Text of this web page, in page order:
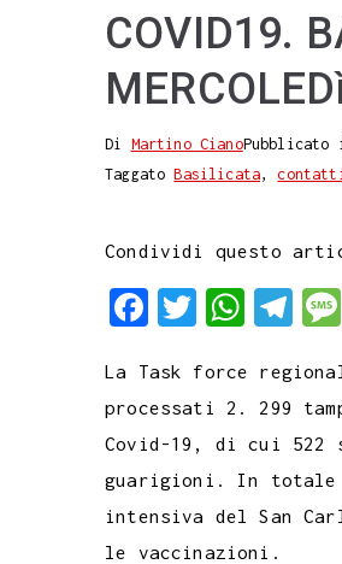
COVID19.
Di Martino Ciano
TaggatoBasilicata,
Condividi questo
F
c
e
b
o
T
i
t
t
e
W
a
t
s
A
p
T
l
e
g
r
La Task force
processati 2. 299
Covid-19, di cui
guarigioni. In totale
intensiva del San
le vaccinazioni.